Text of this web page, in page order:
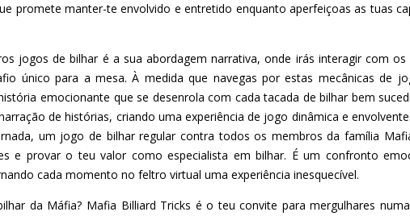
promete manter-te envolvido e entretido enquanto aperfeiçoas as tuas
jogos de bilhar é a sua abordagem narrativa, onde irás interagir com os
único para a mesa. À medida que navegas por estas mecânicas de
emocionante que se desenrola com cada tacada de bilhar bem
de histórias, criando uma experiência de jogo dinâmica e
um jogo de bilhar regular contra todos os membros da família
e provar o teu valor como especialista em bilhar. É um confronto
cada momento no feltro virtual uma experiência inesquecível.
da Máfia? Mafia Billiard Tricks é o teu convite para mergulhares